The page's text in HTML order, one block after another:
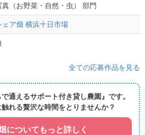
真（お野菜・自然・虫） 部門
ェア畑 横浜十日市場
全ての応募作品を見る
通えるサポート付き貸し農園』です。
れる贅沢な時間をとりませんか？
についてもっと詳しく